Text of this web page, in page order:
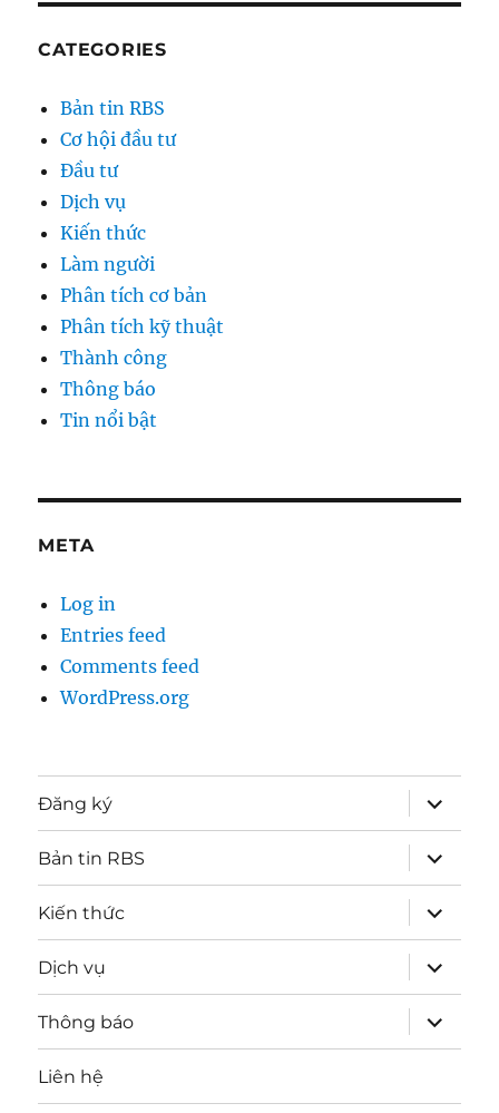
CATEGORIES
Bản tin RBS
Cơ hội đầu tư
Đầu tư
Dịch vụ
Kiến thức
Làm người
Phân tích cơ bản
Phân tích kỹ thuật
Thành công
Thông báo
Tin nổi bật
META
Log in
Entries feed
Comments feed
WordPress.org
Đăng ký
expand
child
menu
Bản tin RBS
expand
child
menu
Kiến thức
expand
child
menu
Dịch vụ
expand
child
menu
Thông báo
expand
child
menu
Liên hệ